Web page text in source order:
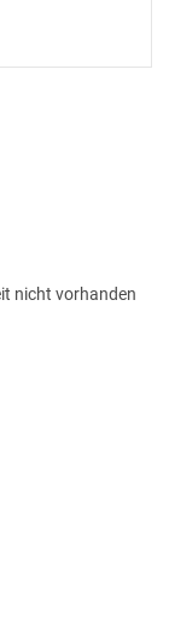
nicht vorhanden